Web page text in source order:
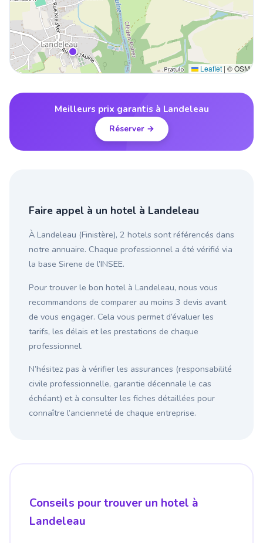
Leaflet | © OSM
Meilleurs prix garantis à Landeleau
Réserver →
Faire appel à un hotel à Landeleau
À Landeleau (Finistère), 2 hotels sont référencés dans
notre annuaire. Chaque professionnel a été vérifié via
la base Sirene de l’INSEE.
Pour trouver le bon hotel à Landeleau, nous vous
recommandons de comparer au moins 3 devis avant
de vous engager. Cela vous permet d’évaluer les
tarifs, les délais et les prestations de chaque
professionnel.
N’hésitez pas à vérifier les assurances (responsabilité
civile professionnelle, garantie décennale le cas
échéant) et à consulter les fiches détaillées pour
connaître l’ancienneté de chaque entreprise.
Conseils pour trouver un hotel à
Landeleau